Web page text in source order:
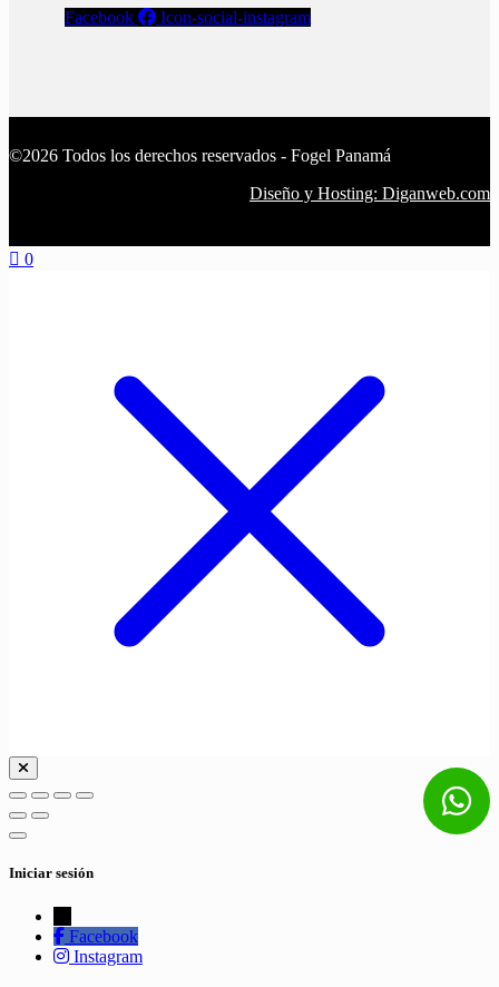
Facebook
Icon-social-instagram
©2026 Todos los derechos reservados - Fogel Panamá
Diseño y Hosting: Diganweb.com
0
Iniciar sesión
Facebook
Instagram